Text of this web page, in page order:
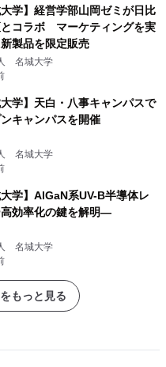
大学】経営学部山岡ゼミが日比
コラボ マーケティングを実
製品を限定販売
名城大学
大学】天白・八事キャンパスで
キャンパスを開催
名城大学
大学】AlGaN系UV-B半導体レ
効率化の鍵を解明―
名城大学
もっと見る